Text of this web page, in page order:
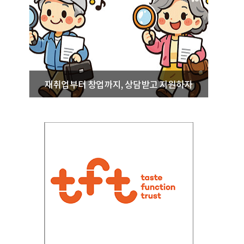
재취업부터 창업까지, 상담받고 지원하자